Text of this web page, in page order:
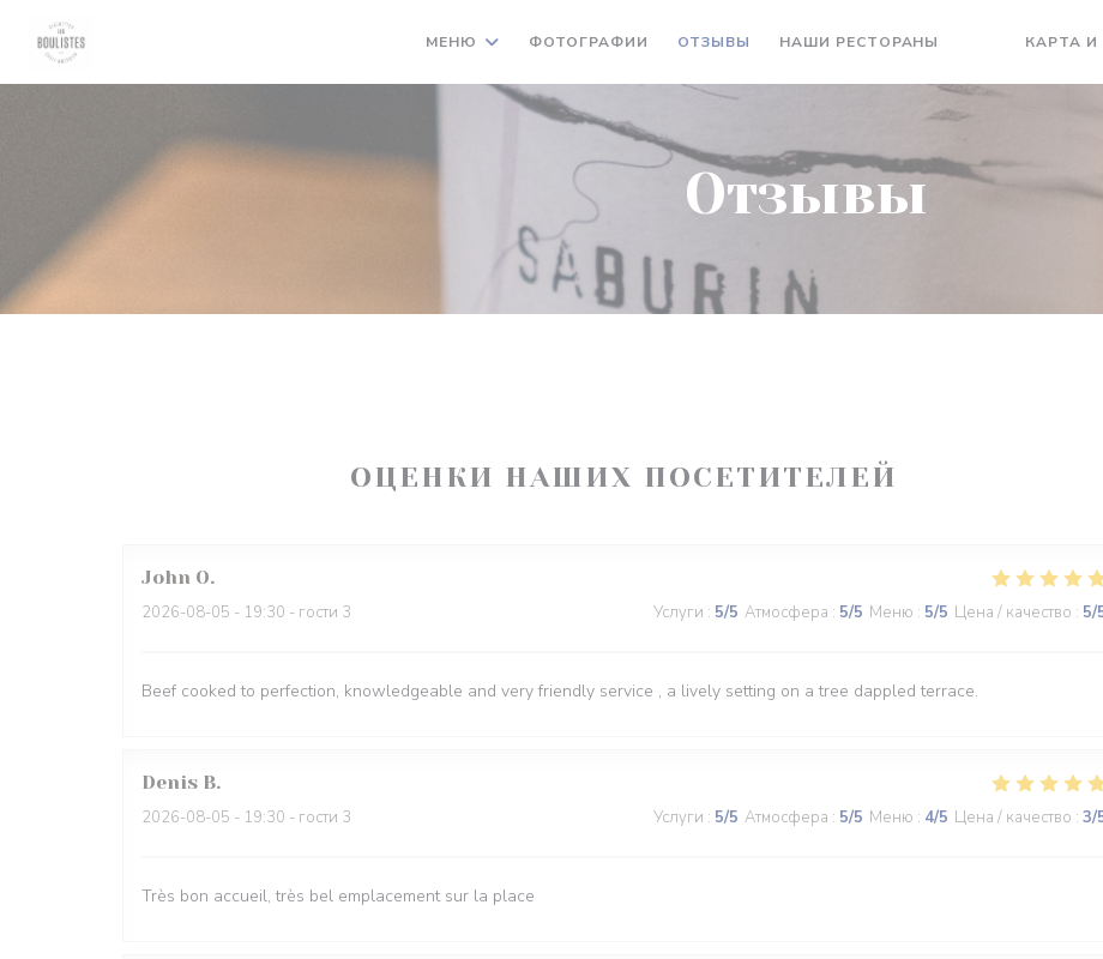
МЕНЮ ФОТОГРАФИИ ОТЗЫВЫ НАШИ РЕСТОРАНЫ КАРТА
Отзывы
ОЦЕНКИ НАШИХ ПОСЕТИТЕЛЕЙ
John O
2026-08-05 - 19:30 - гости 3 Услуги : 5/5 Атмосфера : 5/5 Меню : 5/5 Цена / качество : 5/
Beef cooked to perfection, knowledgeable and very friendly service , a lively setting on a tree dappled terrace.
Denis B
2026-08-05 - 19:30 - гости 3 Услуги : 5/5 Атмосфера : 5/5 Меню : 4/5 Цена / качество : 3/
Très bon accueil, très bel emplacement sur la place